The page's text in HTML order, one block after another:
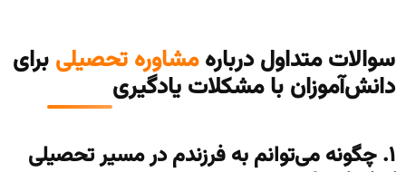
سوالات متداول دربارهمشاوره تحصیلی برای
دانش‌آموزان با مشکلات یادگیری
۱. چگونه می‌توانم به فرزندم در مسیر تحصیلی